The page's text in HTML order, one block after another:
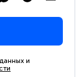
и